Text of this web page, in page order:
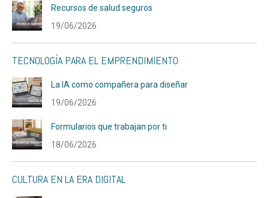
Recursos de salud seguros
19/06/2026
TECNOLOGÍA PARA EL EMPRENDIMIENTO
La IA como compañera para diseñar
19/06/2026
Formularios que trabajan por ti
18/06/2026
CULTURA EN LA ERA DIGITAL